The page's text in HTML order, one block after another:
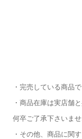
・完売している商品
・商品在庫は実店舗
何卒ご了承下さいませ
・その他、商品に関